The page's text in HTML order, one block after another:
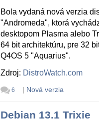
Bola vydaná nová verzia
"Andromeda", ktorá
desktopom Plasma alebo
64 bit architektúru, pre 32
Q4OS 5 "Aquarius".
Zdroj: DistroWatch.com
6 | Nová verzia
Debian 13.1 Trixie